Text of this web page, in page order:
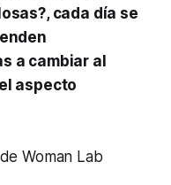
cada día se
a cambiar al
aspecto
Woman Lab